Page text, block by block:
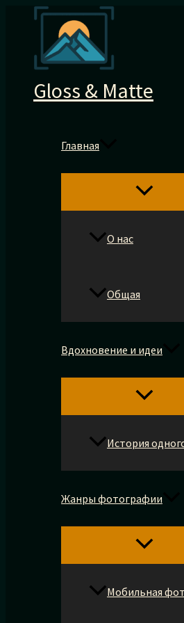
Перейти
содержимому
Gloss & Matte
Главная
О нас
Общая
Вдохновение и идеи
История
Жанры фотографии
Мобильная